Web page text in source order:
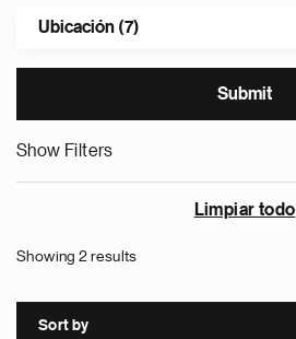
Ubicación (7)
Show Filters
Limpiar todo
Showing 2 results
Sort by